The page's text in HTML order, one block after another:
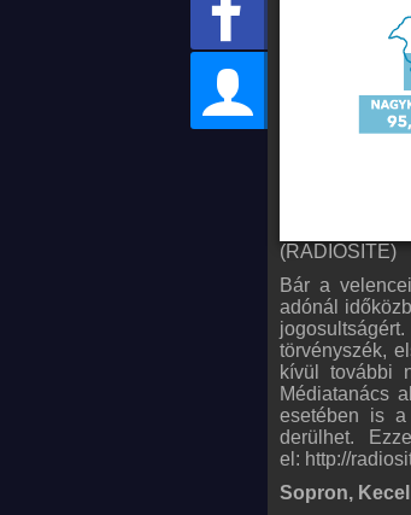
(RADIOSITE)
Bár a
adónál
törvényszék,
kívül további
Médiatanács
esetében is a
derülhet.
el: http://
Sopron, Kecel